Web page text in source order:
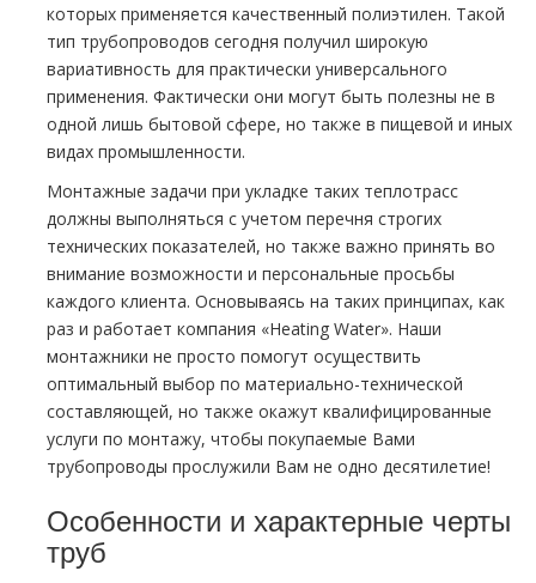
которых применяется качественный полиэтилен. Такой
тип трубопроводов сегодня получил широкую
вариативность для практически универсального
применения. Фактически они могут быть полезны не в
одной лишь бытовой сфере, но также в пищевой и иных
видах промышленности.
Монтажные задачи при укладке таких теплотрасс
должны выполняться с учетом перечня строгих
технических показателей, но также важно принять во
внимание возможности и персональные просьбы
каждого клиента. Основываясь на таких принципах, как
раз и работает компания «Heating Water». Наши
монтажники не просто помогут осуществить
оптимальный выбор по материально-технической
составляющей, но также окажут квалифицированные
услуги по монтажу, чтобы покупаемые Вами
трубопроводы прослужили Вам не одно десятилетие!
Особенности и характерные черты
труб